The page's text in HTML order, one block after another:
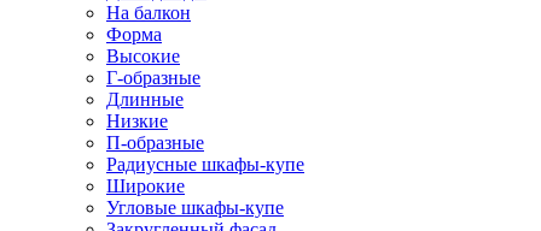
На балкон
Форма
Высокие
Г-образные
Длинные
Низкие
П-образные
Радиусные шкафы-купе
Широкие
Угловые шкафы-купе